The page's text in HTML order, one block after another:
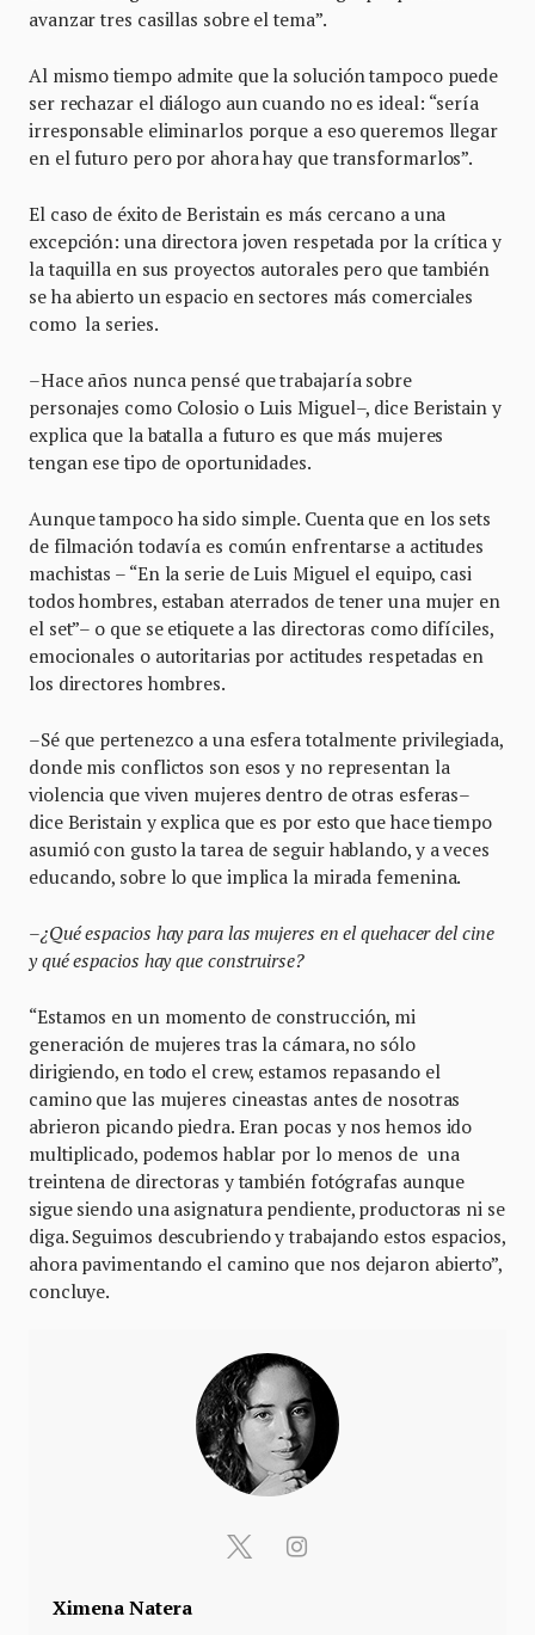
avanzar tres casillas sobre el tema”.
Al mismo tiempo admite que la solución tampoco puede
ser rechazar el diálogo aun cuando no es ideal: “sería
irresponsable eliminarlos porque a eso queremos llegar
en el futuro pero por ahora hay que transformarlos”.
El caso de éxito de Beristain es más cercano a una
excepción: una directora joven respetada por la crítica y
la taquilla en sus proyectos autorales pero que también
se ha abierto un espacio en sectores más comerciales
como la series.
–Hace años nunca pensé que trabajaría sobre
personajes como Colosio o Luis Miguel–, dice Beristain y
explica que la batalla a futuro es que más mujeres
tengan ese tipo de oportunidades.
Aunque tampoco ha sido simple. Cuenta que en los sets
de filmación todavía es común enfrentarse a actitudes
machistas – “En la serie de Luis Miguel el equipo, casi
todos hombres, estaban aterrados de tener una mujer en
el set”– o que se etiquete a las directoras como difíciles,
emocionales o autoritarias por actitudes respetadas en
los directores hombres.
–Sé que pertenezco a una esfera totalmente privilegiada,
donde mis conflictos son esos y no representan la
violencia que viven mujeres dentro de otras esferas–
dice Beristain y explica que es por esto que hace tiempo
asumió con gusto la tarea de seguir hablando, y a veces
educando, sobre lo que implica la mirada femenina.
–¿Qué espacios hay para las mujeres en el quehacer del cine
y qué espacios hay que construirse?
“Estamos en un momento de construcción, mi
generación de mujeres tras la cámara, no sólo
dirigiendo, en todo el crew, estamos repasando el
camino que las mujeres cineastas antes de nosotras
abrieron picando piedra. Eran pocas y nos hemos ido
multiplicado, podemos hablar por lo menos de una
treintena de directoras y también fotógrafas aunque
sigue siendo una asignatura pendiente, productoras ni se
diga. Seguimos descubriendo y trabajando estos espacios,
ahora pavimentando el camino que nos dejaron abierto”,
concluye.
Ximena Natera